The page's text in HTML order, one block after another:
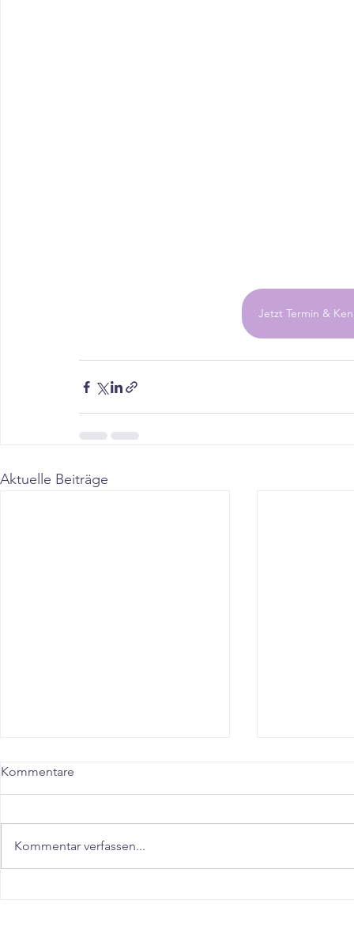
Jetzt Termin &
Aktuelle Beiträge
Kommentare
Kommentar verfassen...